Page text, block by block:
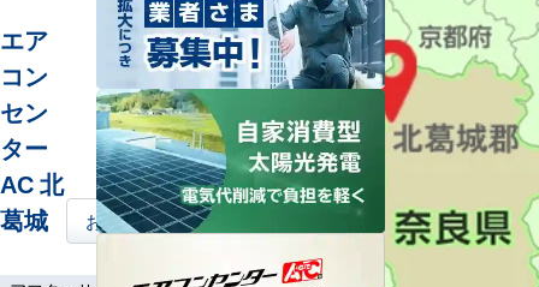
エア
コン
セン
ター
AC 北
葛城
お問い合わせはこちら